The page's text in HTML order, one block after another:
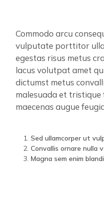
Commodo arcu
vulputate porttitor
egestas risus metus
lacus volutpat amet
dictumst metus
malesuada et tristique
maecenas augue
Sed ullamcorper ut
Convallis ornare nulla
Magna sem enim